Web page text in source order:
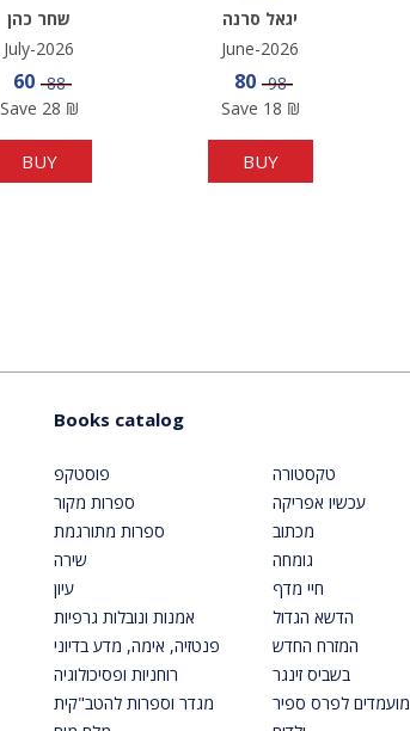
שחר כהן
July-2026
Sale price
60 Price
88
Save 28 ₪
BUY
יגאל סרנה
June-2026
Sale price
80 Price
98
Save 18 ₪
BUY
Books catalog
פוסטקפ
ספרות מקור
ספרות מתורגמת
שירה
עיון
אמנות ונובלות גרפיות
פנטזיה, אימה, מדע בדיוני
רוחניות ופסיכולוגיה
מגדר וספרות להטב"קית
טקסטורה
עכשיו אפריקה
מכתוב
גומחה
חיי מדף
הדשא הגדול
המזרח החדש
בשביס זינגר
מועמדים לפרס ספיר